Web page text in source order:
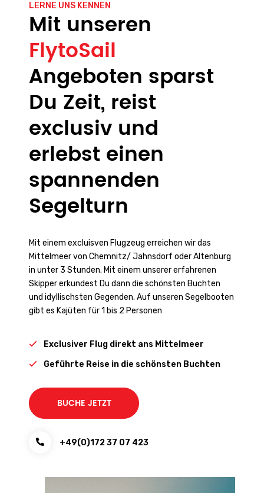
LERNE UNS KENNEN
Mit unseren
FlytoSail
Angeboten sparst
Du Zeit, reist
exclusiv und
erlebst einen
spannenden
Segelturn
Mit einem excluisven Flugzeug erreichen wir das
Mittelmeer von Chemnitz/ Jahnsdorf oder Altenburg
in unter 3 Stunden. Mit einem unserer erfahrenen
Skipper erkundest Du dann die schönsten Buchten
und idyllischsten Gegenden. Auf unseren Segelbooten
gibt es Kajüten für 1 bis 2 Personen
Exclusiver Flug direkt ans Mittelmeer
Geführte Reise in die schönsten Buchten
BUCHE JETZT
+49(0)172 37 07 423